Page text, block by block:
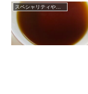
スペシャリティや、焙煎度について考える